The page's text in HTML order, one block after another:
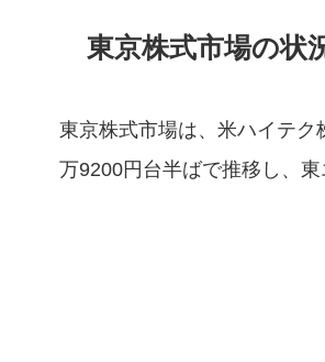
東京株式市場の状
東京株式市場は、米ハイテ
万9200円台半ばで推移し、